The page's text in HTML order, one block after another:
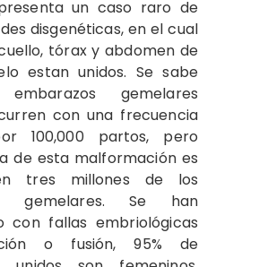
un caso raro de
disgenéticas, en el cual
tórax y abdomen de
estan unidos. Se sabe
gemelares
con una frecuencia
100,000 partos, pero
de esta malformación es
tres millones de los
gemelares. Se han
con fallas embriológicas
o fusión, 95% de